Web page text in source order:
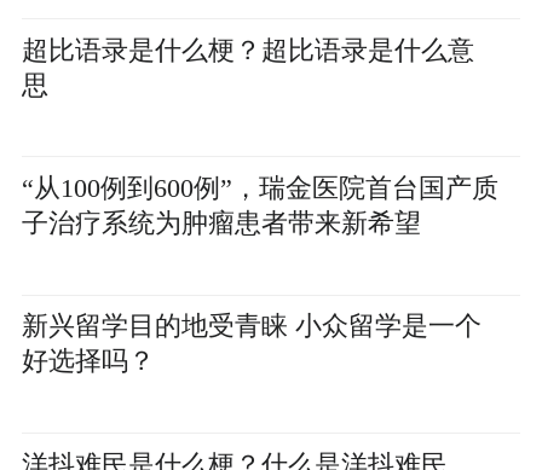
超比语录是什么梗？超比语录是什么意
思
“从100例到600例”，瑞金医院首台国产质
子治疗系统为肿瘤患者带来新希望
新兴留学目的地受青睐 小众留学是一个
好选择吗？